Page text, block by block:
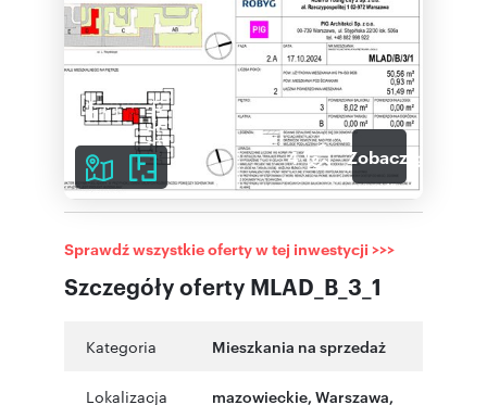
4 Zobacz galerię
Szczegóły oferty MLAD_B_3_1
Sprawdź wszystkie oferty w tej inwestycji >>>
Kategoria Mieszkania na sprzedaż
Lokalizacja mazowieckie, Warszawa,